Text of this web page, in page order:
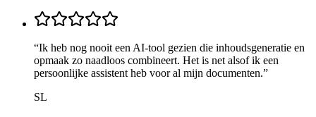
“Ik heb nog nooit een AI-tool gezien die inhoudsgeneratie en
opmaak zo naadloos combineert. Het is net alsof ik een
persoonlijke assistent heb voor al mijn documenten.”
SL